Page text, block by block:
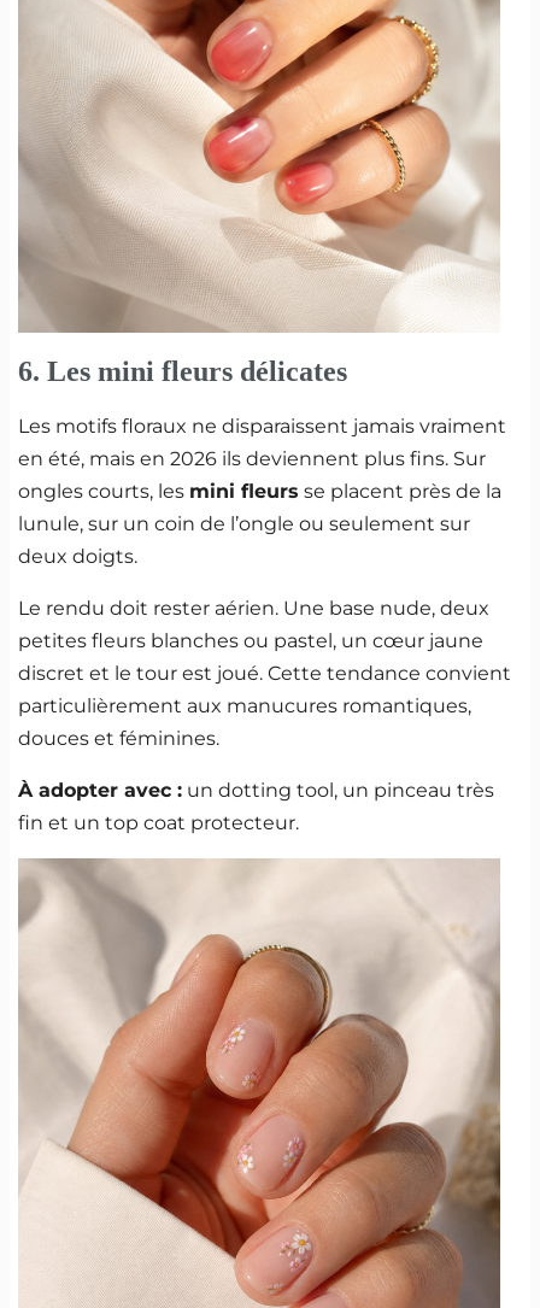
6. Les mini fleurs délicates
Les motifs floraux ne disparaissent jamais vraiment
en été, mais en 2026 ils deviennent plus fins. Sur
ongles courts, les mini fleurs se placent près de la
lunule, sur un coin de l’ongle ou seulement sur
deux doigts.
Le rendu doit rester aérien. Une base nude, deux
petites fleurs blanches ou pastel, un cœur jaune
discret et le tour est joué. Cette tendance convient
particulièrement aux manucures romantiques,
douces et féminines.
À adopter avec : un dotting tool, un pinceau très
fin et un top coat protecteur.